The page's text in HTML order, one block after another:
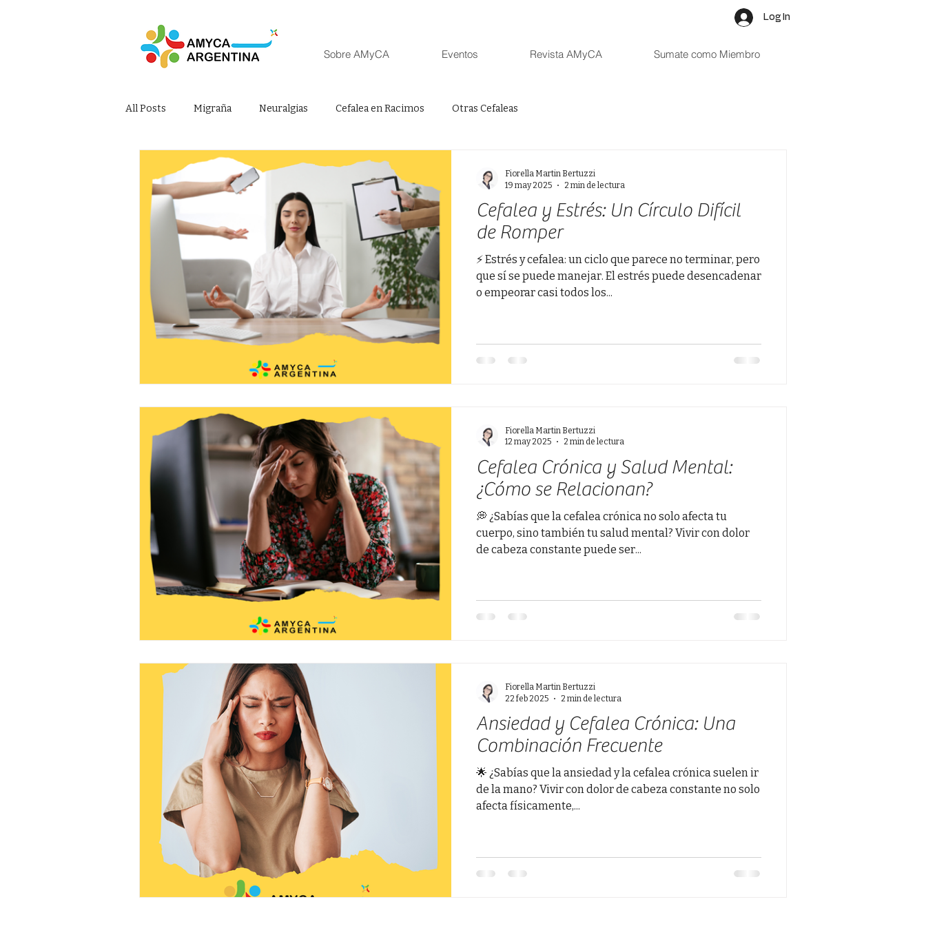
Log In
Sobre AMyCA Eventos Revista AMyCA Sumate como Miembro
All Posts Migraña Neuralgias Cefalea en Racimos Otras Cefaleas
Cefalea y Estrés: Un Círculo Difícil
de Romper
⚡ Estrés y cefalea: un ciclo que parece no terminar, pero
que sí se puede manejar. El estrés puede desencadenar
o empeorar casi todos los...
Fiorella Martin Bertuzzi
19 may 2025
2 min de lectura
Cefalea Crónica y Salud Mental:
¿Cómo se Relacionan?
💭 ¿Sabías que la cefalea crónica no solo afecta tu
cuerpo, sino también tu salud mental? Vivir con dolor
de cabeza constante puede ser...
Fiorella Martin Bertuzzi
12 may 2025
2 min de lectura
Ansiedad y Cefalea Crónica: Una
Combinación Frecuente
🌟 ¿Sabías que la ansiedad y la cefalea crónica suelen ir
de la mano? Vivir con dolor de cabeza constante no solo
afecta físicamente,...
Fiorella Martin Bertuzzi
22 feb 2025
2 min de lectura